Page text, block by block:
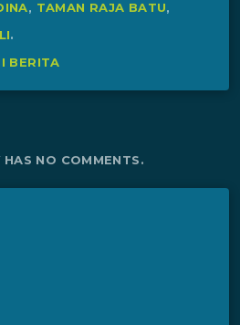
, TAMAN RAJA BATU,
.
BERITA
NO COMMENTS.